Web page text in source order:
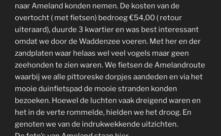
naar Ameland konden nemen. De kosten van de
overtocht ( met fietsen) bedroeg €54,00 ( retour
uiteraard), duurde 3 kwartier en was best interessant
omdat we door de Waddenzee voeren. Met her en der
zandplaten waar helaas wel veel vogels maar geen
zeehonden te zien waren. We fietsen de Amelandroute
waarbij we alle pittoreske dorpjes aandeden en via het
mooie duinfietspad de mooie stranden konden
bezoeken. Hoewel de luchten vaak dreigend waren en
het in de verte rommelde, hielden we het droog. En
genoten we van de indrukwekkende uitzichten.